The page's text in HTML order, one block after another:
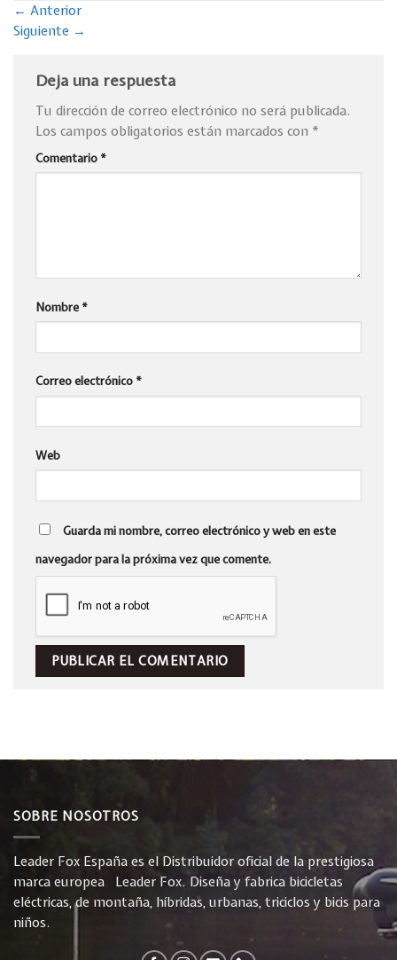
← Anterior
Siguiente →
Deja una respuesta
Tu dirección de correo electrónico no será publicada.
Los campos obligatorios están marcados con *
Comentario *
Nombre *
Correo electrónico *
Web
Guarda mi nombre, correo electrónico y web en este
navegador para la próxima vez que comente.
SOBRE NOSOTROS
Leader Fox España es el Distribuidor oficial de la prestigiosa
marca europea Leader Fox. Diseña y fabrica bicicletas
eléctricas, de montaña, híbridas, urbanas, triciclos y bicis para
niños.